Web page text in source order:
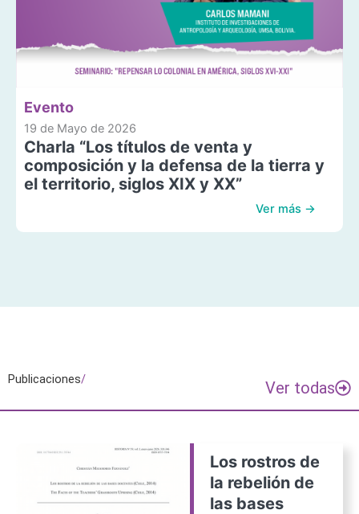
Evento
19 de Mayo de 2026
Charla “Los títulos de venta y
composición y la defensa de la tierra y
el territorio, siglos XIX y XX”
Ver más →
Publicaciones/ Ver todas
Los rostros de
la rebelión de
las bases